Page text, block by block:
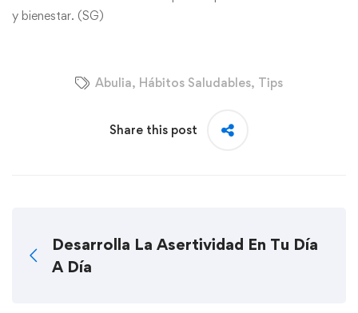
y bienestar. (SG)
Abulia, Hábitos Saludables, Tips
Share this post
Desarrolla La Asertividad En Tu Día
A Día